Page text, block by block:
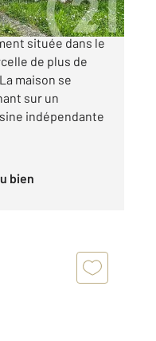
magnifique
située dans le
de plus de
maison se
sur un
indépendante
bien